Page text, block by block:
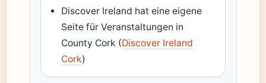
Discover Ireland hat eine eigene
Seite für Veranstaltungen in
County Cork (Discover Ireland
Cork)